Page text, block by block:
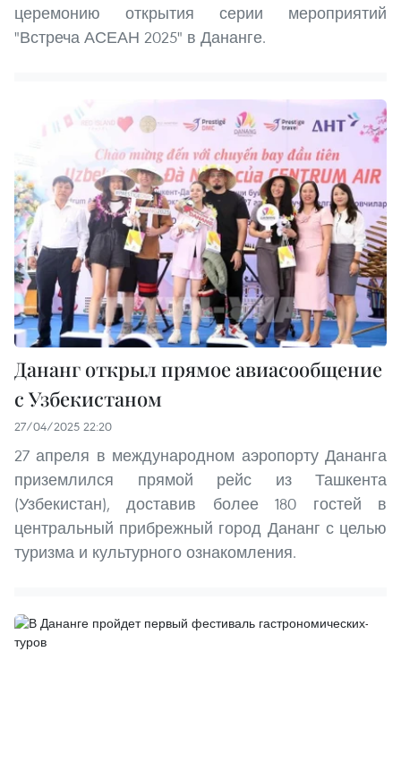
церемонию открытия серии мероприятий
"Встреча АСЕАН 2025" в Дананге.
Дананг открыл прямое авиасообщение
с Узбекистаном
27/04/2025 22:20
27 апреля в международном аэропорту Дананга
приземлился прямой рейс из Ташкента
(Узбекистан), доставив более 180 гостей в
центральный прибрежный город Дананг с целью
туризма и культурного ознакомления.